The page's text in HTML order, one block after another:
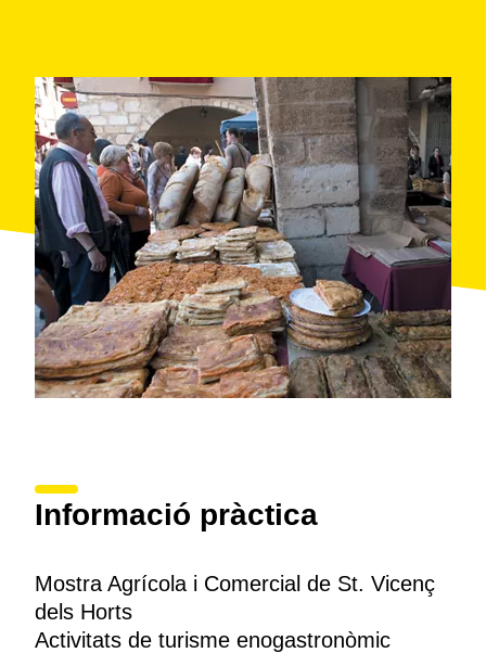
Informació pràctica
Mostra Agrícola i Comercial de St. Vicenç
dels Horts
Activitats de turisme enogastronòmic